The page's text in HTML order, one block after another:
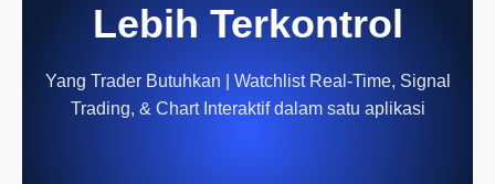
Lebih Terkontrol
Yang Trader Butuhkan | Watchlist Real-Time, Signal
Trading, & Chart Interaktif dalam satu aplikasi